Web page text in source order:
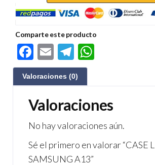
Comparte este producto
F
ac
e
b
o
o
k
E
m
ail
Te
le
gr
a
m
s
A
p
p
Valoraciones (0)
Valoraciones
No hay valoraciones aún.
Sé el primero en valorar “CASE
SAMSUNG A13”